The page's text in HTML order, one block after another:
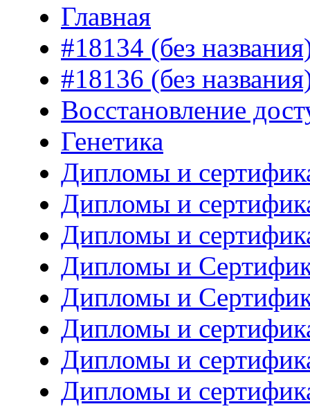
Главная
#18134 (без
#18136 (без
Восстановление
Генетика
Дипломы и
Дипломы и
Дипломы и
Дипломы и
Дипломы и
Дипломы и
Дипломы и
Дипломы и